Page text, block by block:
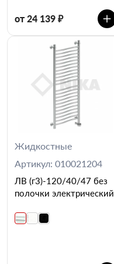
от 24 139 ₽
Жидкостные
Артикул: 010021204
ЛВ (г3)-120/40/47 без
полочки электрический